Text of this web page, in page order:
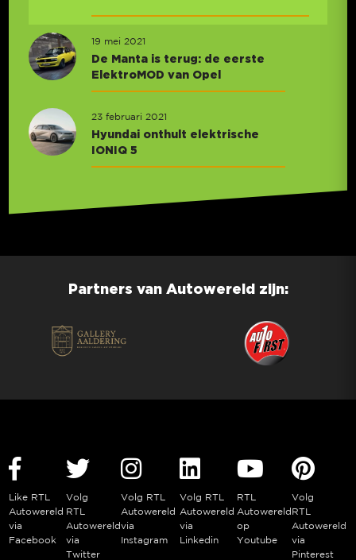
19 mei 2021
De Manta is terug: de eerste
ElektroMOD van Opel
23 februari 2021
Hyundai onthult elektrische
IONIQ 5
Partners van Autowereld zijn:
Like RTL
Autowereld
via
Facebook
Volg
RTL
Autowereld
via
Twitter
Volg RTL
Autowereld
via
Instagram
Volg RTL
Autowereld
via
Linkedin
RTL
Autowereld
op
Youtube
Volg
RTL
Autowereld
via
Pinterest